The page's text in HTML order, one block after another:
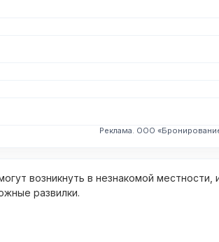
Реклама. ООО
возникнуть в незнакомой
развилки.